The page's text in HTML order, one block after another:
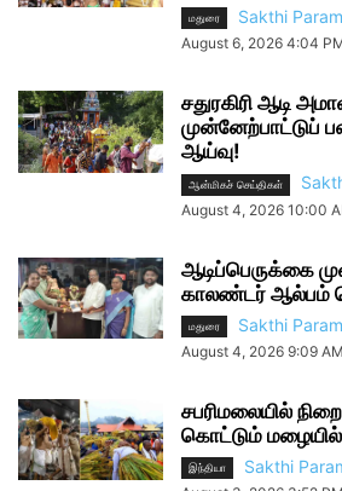
மதுரை Sakthi
August 6, 2026 4:04
சதுரகிரி ஆடி
முன்னேற்பாட்டுப்
ஆய்வு!
ஆன்மிகச் செய்திகள்
August 4, 2026 10:00
ஆடிப்பெருக்கை
காலண்டர் ஆல்பம்
மதுரை Sakthi
August 4, 2026 9:09 AM
சபரிமலையில் நிறை
கொட்டும்
இந்தியா Sakthi